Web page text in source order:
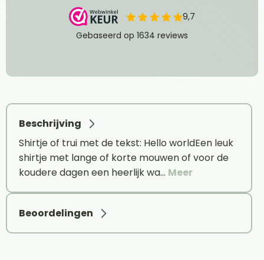
Beschrijving
Shirtje of trui met de tekst: Hello worldEen leuk
shirtje met lange of korte mouwen of voor de
koudere dagen een heerlijk wa… Meer
Beoordelingen